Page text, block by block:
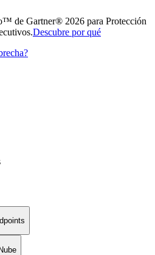
de Gartner® 2026 para Protección
Descubre por qué